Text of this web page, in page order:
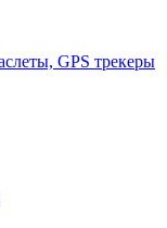
GPS трекеры